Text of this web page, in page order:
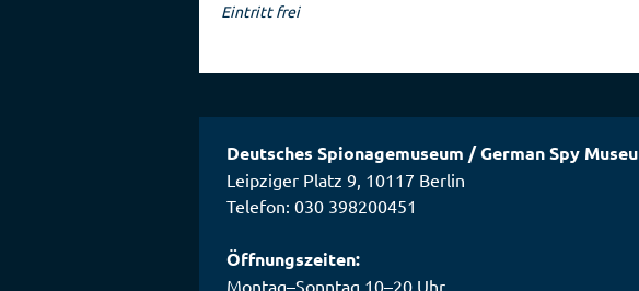
Eintritt frei
Deutsches Spionagemuseum /German Spy
Leipziger Platz 9, 10117 Berlin
Telefon: 030 398200451
Öffnungszeiten:
Montag–Sonntag 10–20 Uhr